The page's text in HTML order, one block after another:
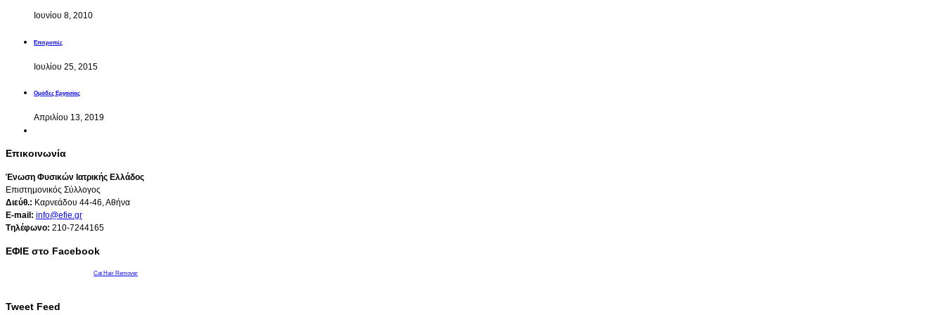
Ιουνίου 8, 2010
Επιτροπές
Ιουλίου 25, 2015
Oμάδες Eργασίας
Απριλίου 13, 2019
Επικοινωνία
Ένωση Φυσικών Ιατρικής Ελλάδος
Επιστημονικός Σύλλογος
Διεύθ.: Καρνεάδου 44-46, Αθήνα
E-mail: info@efie.gr
Tηλέφωνο: 210-7244165
ΕΦΙΕ στο Facebook
Cat Hair Remover
Tweet Feed